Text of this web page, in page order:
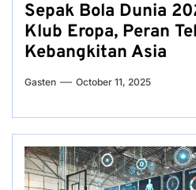
Sepak Bola Dunia
Klub Eropa, Peran
Kebangkitan Asia
Gasten October 11, 2025